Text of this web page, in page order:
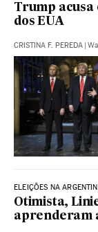
Trump acusa
dos EUA
CRISTINA F. PEREDA
ELEIÇÕES NA
Otimista,
aprenderam